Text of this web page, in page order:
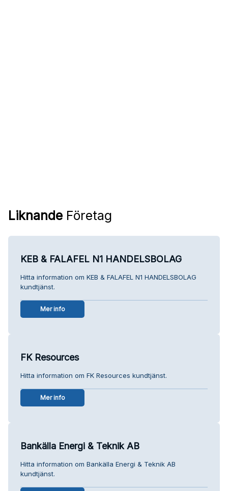
Liknande Företag
KEB & FALAFEL N1 HANDELSBOLAG
Hitta information om KEB & FALAFEL N1 HANDELSBOLAG
kundtjänst.
Mer info
FK Resources
Hitta information om FK Resources kundtjänst.
Mer info
Bankälla Energi & Teknik AB
Hitta information om Bankälla Energi & Teknik AB
kundtjänst.